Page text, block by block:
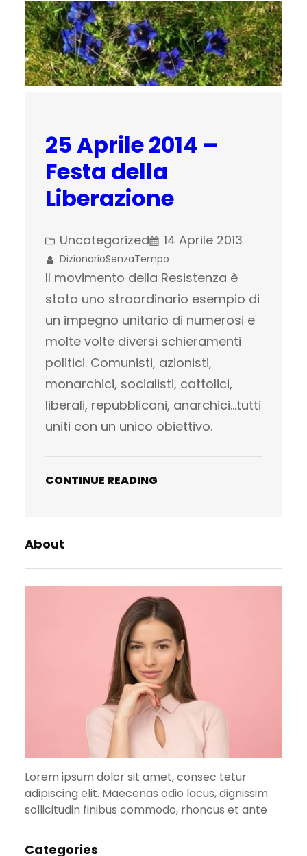
25 Aprile 2014 –
Festa della
Liberazione
Uncategorized 14 Aprile 2013
DizionarioSenzaTempo
Il movimento della Resistenza è
stato uno straordinario esempio di
un impegno unitario di numerosi e
molte volte diversi schieramenti
politici. Comunisti, azionisti,
monarchici, socialisti, cattolici,
liberali, repubblicani, anarchici…tutti
uniti con un unico obiettivo.
CONTINUE READING
About
Lorem ipsum dolor sit amet, consec tetur
adipiscing elit. Maecenas odio lacus, dignissim
sollicitudin finibus commodo, rhoncus et ante
Categories